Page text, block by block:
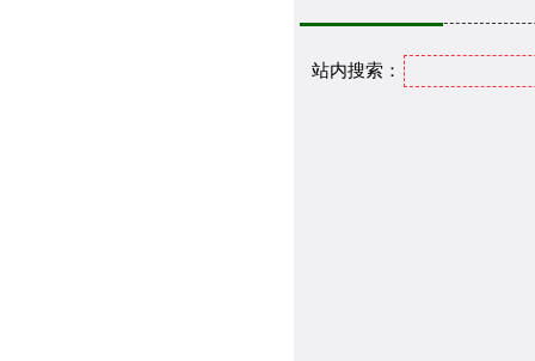
站内搜索：